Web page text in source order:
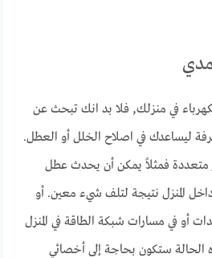
في منزلك, فلا بد انك تبحث عن
ليساعدك في اصلاح الخلل أو العطل.
متعددة فمثلاً يمكن أن يحدث عطل
المنزل نتيجة لتلف شيء معين. أو
أو في مسارات شبكة الطاقة في المنزل
الحالة ستكون بحاجة إلى أخصائي